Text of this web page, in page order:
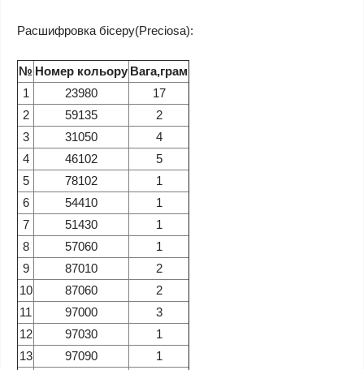
Расшифровка бісеру(Preciosa):
№ Номер кольору Вага,грам
1
23980
17
2
59135
2
3
31050
4
4
46102
5
5
78102
1
6
54410
1
7
51430
1
8
57060
1
9
87010
2
10
87060
2
11
97000
3
12
97030
1
13
97090
1